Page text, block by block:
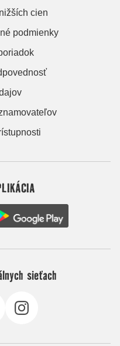
cien
podmienky
sieťach